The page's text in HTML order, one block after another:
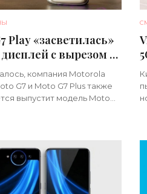
Play «засветилась»
дисплей с вырезом и
632 -
компания Motorola
G7 и Moto G7 Plus также
выпустит модель Moto